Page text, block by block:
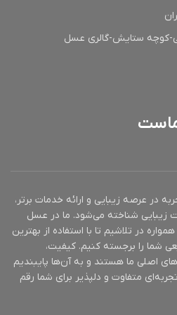
کوچه ستایش-گالری عسل
ماست
بیش از 10 سال تجربه در عرصه زیبایی و ارائه خدمات برتر،
زیبایی شناخته می‌شود. ما در عسل
در تلاشیم تا با استفاده از بهترین
شما را برجسته کنیم. کیفیت،
اصلی ما هستند و به آن‌ها پایبندیم
متفاوت و دلپذیر برای شما رقم